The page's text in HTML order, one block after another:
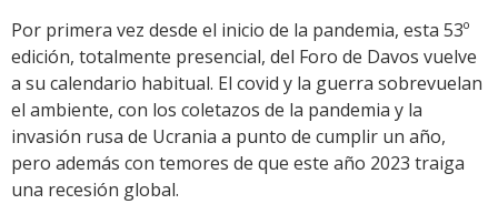
Por primera vez desde el inicio de la pandemia, esta 53º
edición, totalmente presencial, del Foro de Davos vuelve
a su calendario habitual. El covid y la guerra sobrevuelan
el ambiente, con los coletazos de la pandemia y la
invasión rusa de Ucrania a punto de cumplir un año,
pero además con temores de que este año 2023 traiga
una recesión global.